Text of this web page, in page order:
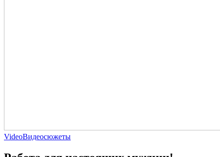
VideoВидеосюжеты